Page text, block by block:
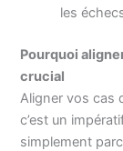
les
Pourquoi
crucial
Aligner vos cas
c’est un
simplement